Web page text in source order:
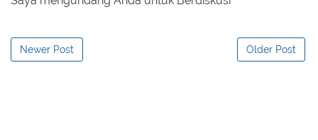
Newer Post Older Post